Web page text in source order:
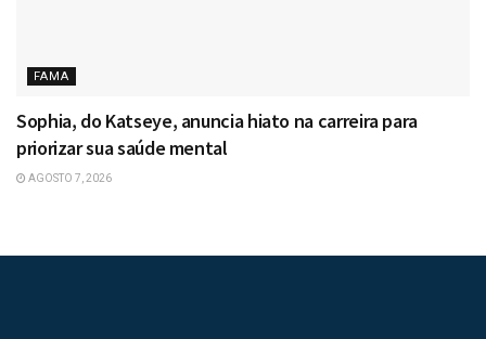
FAMA
Sophia, do Katseye, anuncia hiato na carreira para
priorizar sua saúde mental
AGOSTO 7, 2026